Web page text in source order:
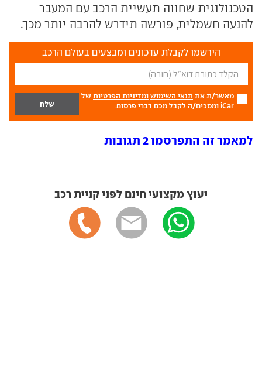
הטכנולוגית שחווה תעשיית הרכב עם המעבר
להנעה חשמלית, פורשה תידרש להרבה יותר מכך.
הירשמו לקבלת עדכונים ומבצעים בעולם הרכב
מאשר/ת את תנאי השימוש ומדיניות הפרטיות של
iCar ומסכים/ה לקבל מכם דברי פרסום.
למאמר זה התפרסמו 2 תגובות
יעוץ מקצועי חינם לפני קניית רכב